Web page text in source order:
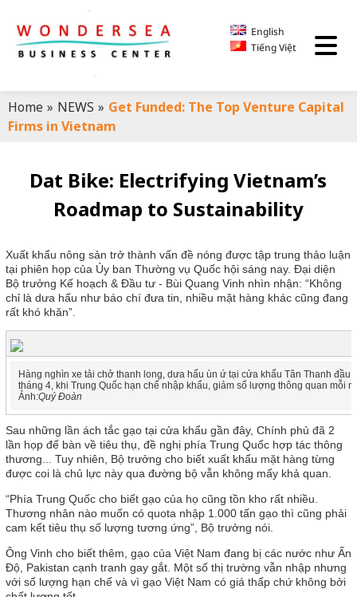
English
Tiếng Việt
Home » NEWS » Get Funded: The Top Venture Capital
Firms in Vietnam
Dat Bike: Electrifying Vietnam’s
Roadmap to Sustainability
Xuất khẩu nông sản trở thành vấn đề nóng được tập trung thảo luận
tại phiên họp của Ủy ban Thường vụ Quốc hội sáng nay. Đại diện
Bộ trưởng Kế hoạch & Đầu tư - Bùi Quang Vinh nhìn nhận: “Không
chỉ là dưa hấu như báo chí đưa tin, nhiều mặt hàng khác cũng đang
rất khó khăn”.
Hàng nghìn xe tải chở thanh long, dưa hấu ùn ứ tại cửa khẩu Tân Thanh đầu
tháng 4, khi Trung Quốc hạn chế nhập khẩu, giảm số lượng thông quan mỗi
Ảnh:Quý Đoàn
Sau những lần ách tắc gạo tại cửa khẩu gần đây, Chính phủ đã 2
lần họp để bàn về tiêu thụ, đề nghị phía Trung Quốc hợp tác thông
thương... Tuy nhiên, Bộ trưởng cho biết xuất khẩu mặt hàng từng
được coi là chủ lực này qua đường bộ vẫn không mấy khả quan.
“Phía Trung Quốc cho biết gạo của họ cũng tồn kho rất nhiều.
Thương nhân nào muốn có quota nhập 1.000 tấn gạo thì cũng phải
cam kết tiêu thụ số lượng tương ứng”, Bộ trưởng nói.
Ông Vinh cho biết thêm, gạo của Việt Nam đang bị các nước như Ấn
Độ, Pakistan cạnh tranh gay gắt. Một số thị trường vẫn nhập nhưng
với số lượng hạn chế và vì gạo Việt Nam có giá thấp chứ không bởi